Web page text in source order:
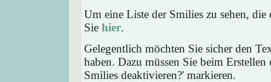
Um eine Liste der Smilies zu sehen,
Sie hier.
Gelegentlich möchten Sie sicher den
haben. Dazu müssen Sie beim
Smilies deaktivieren?' markieren.